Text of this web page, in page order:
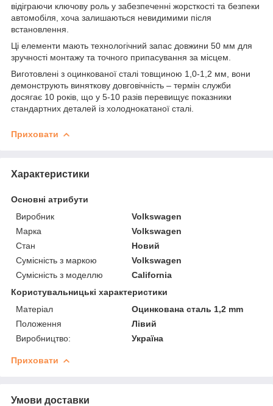
відіграючи ключову роль у забезпеченні жорсткості та безпеки
автомобіля, хоча залишаються невидимими після
встановлення.
Ці елементи мають технологічний запас довжини 50 мм для
зручності монтажу та точного припасування за місцем.
Виготовлені з оцинкованої сталі товщиною 1,0-1,2 мм, вони
демонструють виняткову довговічність – термін служби
досягає 10 років, що у 5-10 разів перевищує показники
стандартних деталей із холоднокатаної сталі.
Приховати
Характеристики
Основні атрибути
Виробник
Volkswagen
Марка
Volkswagen
Стан
Новий
Сумісність з маркою
Volkswagen
Сумісність з моделлю
California
Користувальницькі характеристики
Матеріал
Оцинкована сталь 1,2 mm
Положення
Лівий
Виробництво:
Україна
Приховати
Умови доставки